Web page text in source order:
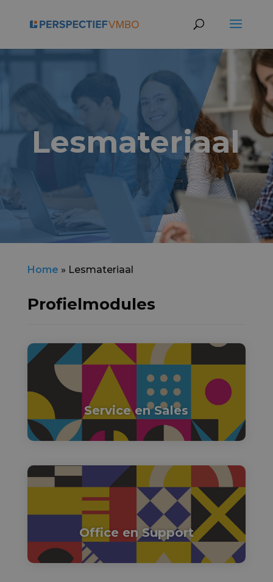
Lesmateriaal
Home » Lesmateriaal
Profielmodules
Service en Sales

Office en Support